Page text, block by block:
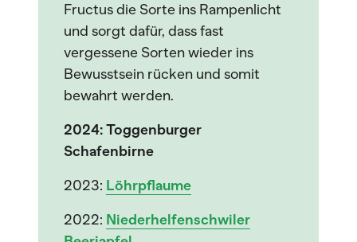
Fructus die Sorte ins Rampenlicht
und sorgt dafür, dass fast
vergessene Sorten wieder ins
Bewusstsein rücken und somit
bewahrt werden.
2024: Toggenburger
Schafenbirne
2023: Löhrpflaume
2022: Niederhelfenschwiler